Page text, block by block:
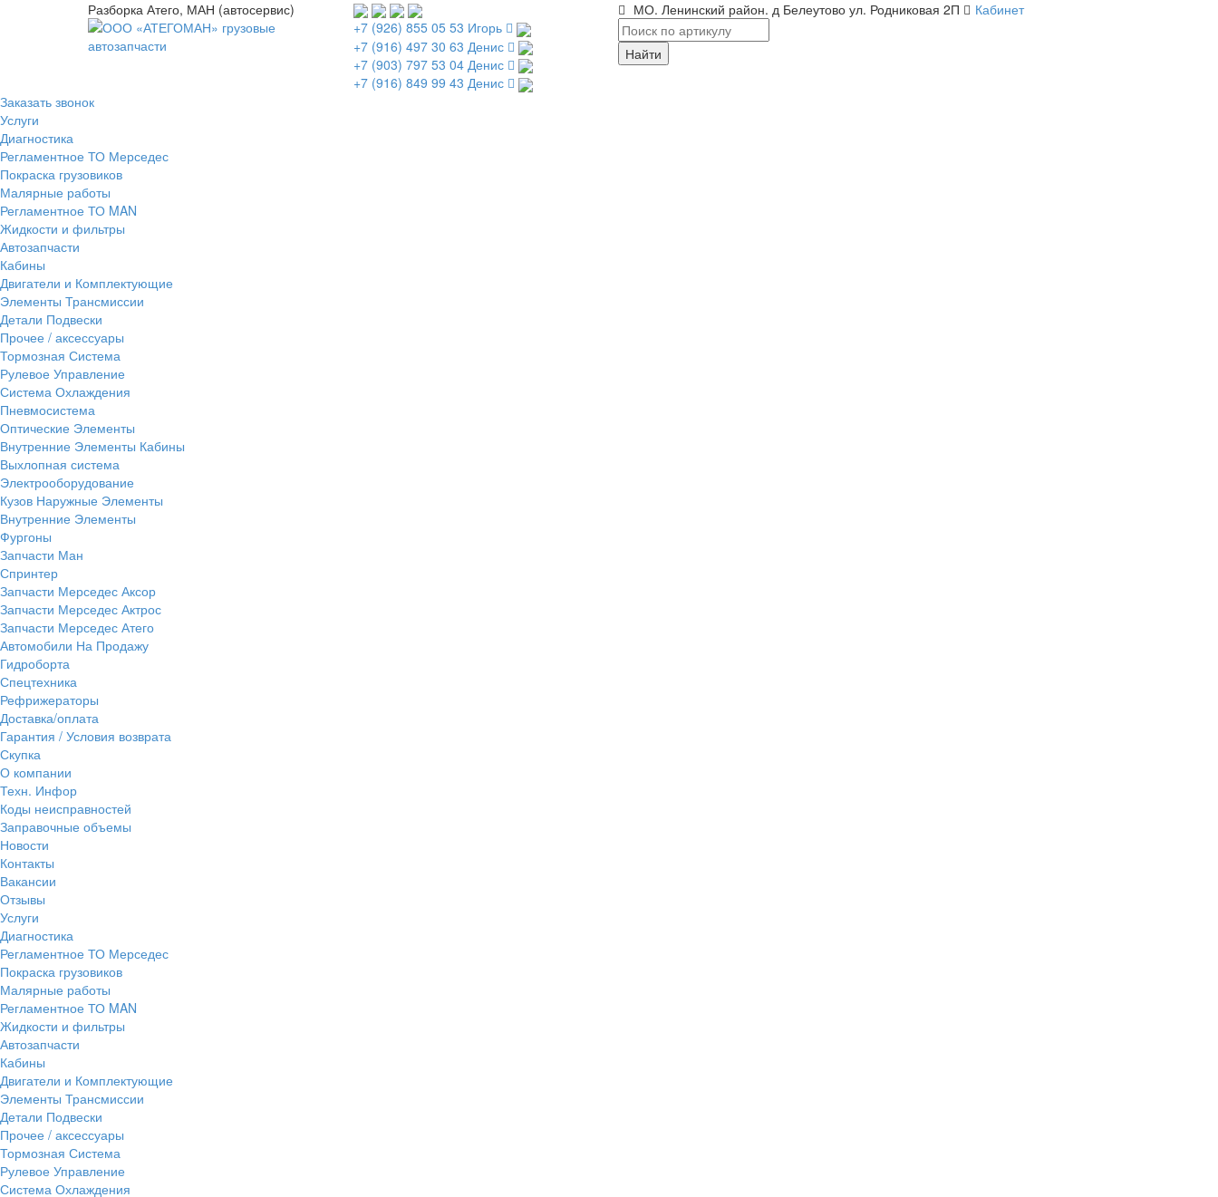
Разборка Атего, МАН (автосервис) МО. Ленинский район. д Белеутово ул. Родниковая 2П
Кабинет
+7 (926) 855 05 53 Игорь
+7 (916) 497 30 63 Денис
+7 (903) 797 53 04 Денис
+7 (916) 849 99 43 Денис
Заказать звонок
Услуги
Диагностика
Регламентное ТО Мерседес
Покраска грузовиков
Малярные работы
Регламентное ТО MAN
Жидкости и фильтры
Автозапчасти
Кабины
Двигатели и Комплектующие
Элементы Трансмиссии
Детали Подвески
Прочее / аксессуары
Тормозная Система
Рулевое Управление
Система Охлаждения
Пневмосистема
Оптические Элементы
Внутренние Элементы Кабины
Выхлопная система
Электрооборудование
Кузов Наружные Элементы
Внутренние Элементы
Фургоны
Запчасти Ман
Спринтер
Запчасти Мерседес Аксор
Запчасти Мерседес Актрос
Запчасти Мерседес Атего
Автомобили На Продажу
Гидроборта
Спецтехника
Рефрижераторы
Доставка/оплата
Гарантия / Условия возврата
Скупка
О компании
Техн. Инфор
Коды неисправностей
Заправочные объемы
Новости
Контакты
Вакансии
Отзывы
Услуги
Диагностика
Регламентное ТО Мерседес
Покраска грузовиков
Малярные работы
Регламентное ТО MAN
Жидкости и фильтры
Автозапчасти
Кабины
Двигатели и Комплектующие
Элементы Трансмиссии
Детали Подвески
Прочее / аксессуары
Тормозная Система
Рулевое Управление
Система Охлаждения